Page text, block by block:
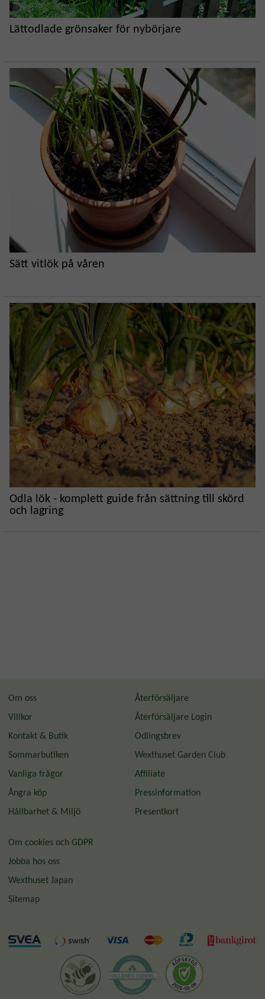
Lättodlade grönsaker för nybörjare
Sätt vitlök på våren
Odla lök - komplett guide från sättning till skörd
och lagring
Om oss
Villkor
Kontakt & Butik
Sommarbutiken
Vanliga frågor
Ångra köp
Hållbarhet & Miljö
Återförsäljare
Återförsäljare Login
Odlingsbrev
Wexthuset Garden Club
Affiliate
Pressinformation
Presentkort
Om cookies och GDPR
Jobba hos oss
Wexthuset Japan
Sitemap